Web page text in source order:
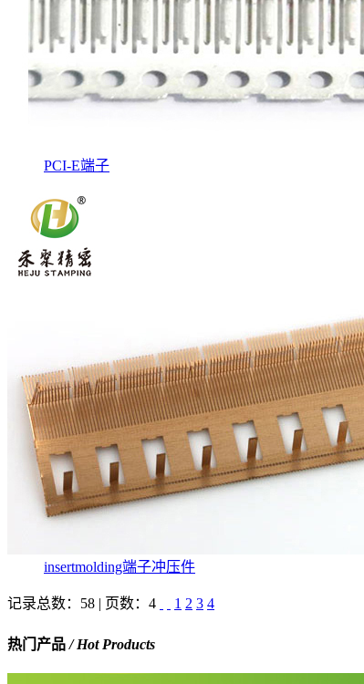
PCI-E端子
insertmolding端子冲压件
记录总数：58 | 页数：4 1 2 3 4
热门产品/ Hot Products